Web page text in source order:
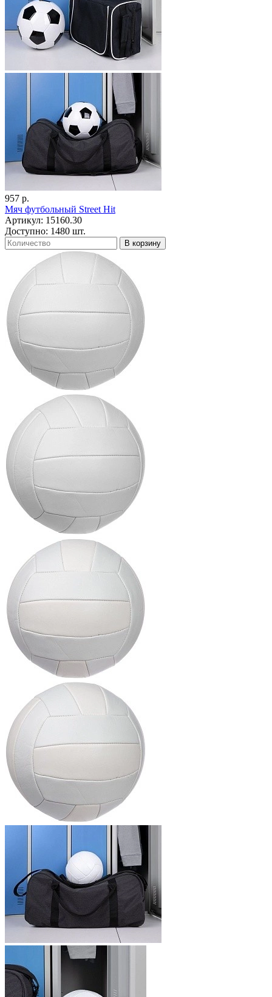
957 р.
Мяч футбольный Street Hit
Артикул: 15160.30
Доступно: 1480 шт.
В корзину